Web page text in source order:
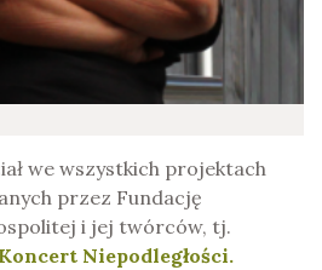
we wszystkich projektach
przez Fundację
i jej twórców, tj.
Koncert Niepodległości.